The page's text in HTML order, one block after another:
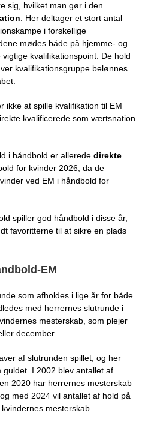
sig, hvilket man gør i den
. Her deltager et stort antal
i forskellige
mødes både på hjemme- og
kvalifikationspoint. De hold
kvalifikationsgruppe belønnes
ikke at spille kvalifikation til EM
kvalificerede som værtsnation
i håndbold er allerede direkte
for kvinder 2026, da de
ved EM i håndbold for
spiller god håndbold i disse år,
favoritterne til at sikre en plads
EM
som afholdes i lige år for både
med herrernes slutrunde i
mesterskab, som plejer
december.
af slutrunden spillet, og her
I 2002 blev antallet af
2020 har herrernes mesterskab
med 2024 vil antallet af hold på
mesterskab.